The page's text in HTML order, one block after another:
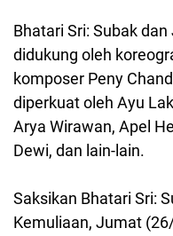
Bhatari Sri: Subak
didukung oleh
komposer Peny
diperkuat oleh Ayu
Arya Wirawan, Apel
Dewi, dan lain-lain.
Saksikan Bhatari Sri:
Kemuliaan, Jumat